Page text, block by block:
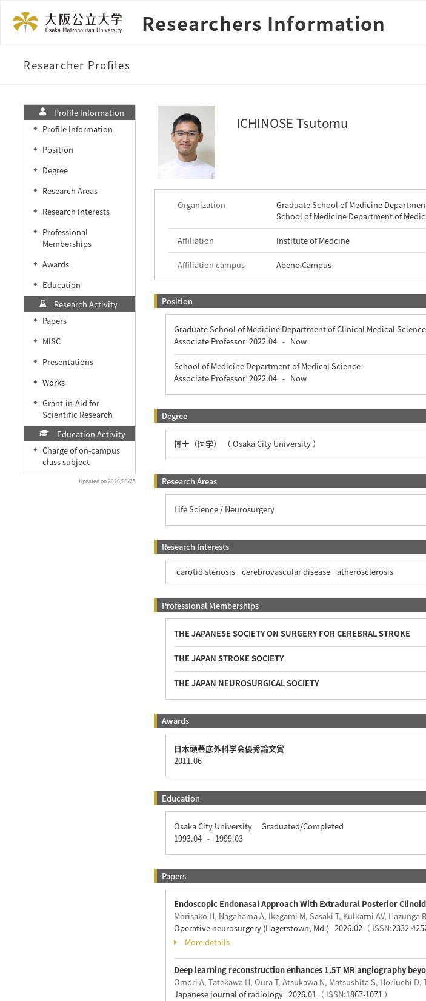
Researchers Information
Researcher Profiles
Profile Information
◆ Profile Information
◆ Position
◆ Degree
◆ Research Areas
◆ Research Interests
◆
Professional
Memberships
◆ Awards
◆
Education
Research Activity
◆ Papers
◆ MISC
◆ Presentations
◆ Works
◆
Grant-in-Aid for
Scientific Research
Education Activity
◆
Charge of on-campus
class subject
Updated on 2026/03/25
ICHINOSE Tsutomu
Organization
Graduate School of Medicine
School of Medicine Department of
Affiliation Institute of Medcine
Affiliation campus Abeno Campus
Position
Graduate School of Medicine Department of Clinical Medical Science
Associate Professor 2022.04 - Now
School of Medicine Department of Medical Science
Associate Professor 2022.04 - Now
Degree
博士（医学） （ Osaka City University ）
Research Areas
Life Science / Neurosurgery
Research Interests
carotid stenosis cerebrovascular disease atherosclerosis
Professional Memberships
THE JAPANESE SOCIETY ON SURGERY FOR CEREBRAL STROKE
THE JAPAN STROKE SOCIETY
THE JAPAN NEUROSURGICAL SOCIETY
Awards
日本頭蓋底外科学会優秀論文賞
2011.06
Education
Osaka City University Graduated/Completed
1993.04 - 1999.03
Papers
Endoscopic Endonasal Approach With Extradural Posterior
Morisako H, Nagahama A, Ikegami M, Sasaki T, Kulkarni AV, Hazunga
Operative neurosurgery (Hagerstown, Md.) 2026.02（ ISSN:2332-
More details
Deep learning reconstruction enhances 1.5T MR angiography
Omori A, Tatekawa H, Oura T, Atsukawa N, Matsushita S, Horiuchi D,
Japanese journal of radiology 2026.01（ ISSN:1867-1071）